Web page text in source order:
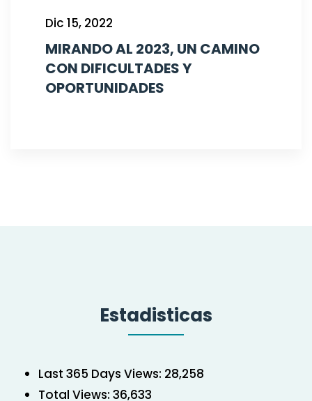
Dic 15, 2022
MIRANDO AL 2023, UN CAMINO
CON DIFICULTADES Y
OPORTUNIDADES
Estadisticas
Last 365 Days Views: 28,258
Total Views: 36,633